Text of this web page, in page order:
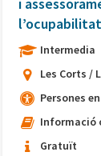
Intermedia
Les Corts /
Persones
Informació
Gratuït